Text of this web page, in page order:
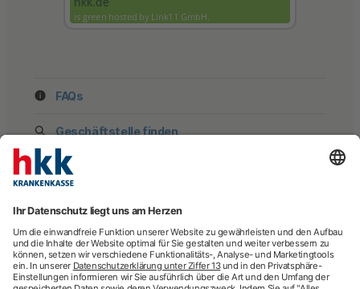
FAQs
Geschäftstelle finden
hkk Krankenkasse
28185 Bremen
Beratung
Newsletter